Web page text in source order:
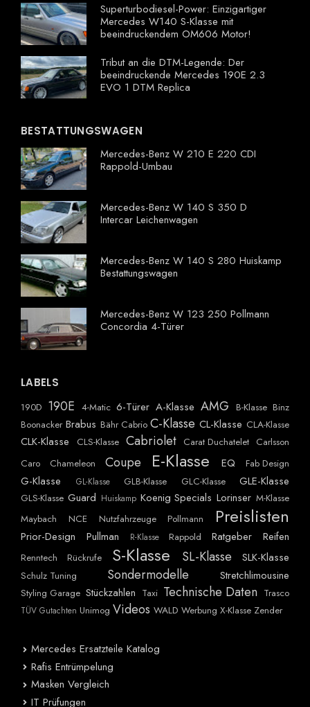
Superturbodiesel-Power: Einzigartiger
Mercedes W140 S-Klasse mit
beeindruckendem OM606 Motor!
Tribut an die DTM-Legende: Der
beeindruckende Mercedes 190E 2.3
EVO 1 DTM Replica
BESTATTUNGSWAGEN
Mercedes-Benz W 210 E 220 CDI
Rappold-Umbau
Mercedes-Benz W 140 S 350 D
Intercar Leichenwagen
Mercedes-Benz W 140 S 280 Huiskamp
Bestattungswagen
Mercedes-Benz W 123 250 Pollmann
Concordia 4-Türer
LABELS
190D 190E 4-Matic 6-Türer A-Klasse AMG B-Klasse Binz
Boonacker Brabus Bähr Cabrio C-Klasse CL-Klasse CLA-Klasse
CLK-Klasse CLS-Klasse Cabriolet Carat Duchatelet Carlsson
Caro
Chameleon Coupe E-Klasse EQ Fab Design
G-Klasse GL-Klasse GLB-Klasse GLC-Klasse GLE-Klasse
GLS-Klasse Guard Huiskamp Koenig Specials Lorinser M-Klasse
Maybach
NCE Nutzfahrzeuge Pollmann Preislisten
Prior-Design Pullman R-Klasse Rappold Ratgeber Reifen
Renntech Rückrufe S-Klasse SL-Klasse SLK-Klasse
Schulz Tuning Sondermodelle Stretchlimousine
Styling Garage Stückzahlen Taxi Technische Daten Trasco
TÜV Gutachten Unimog Videos WALD Werbung X-Klasse Zender
Mercedes Ersatzteile Katalog
Rafis Entrümpelung
Masken Vergleich
IT Prüfungen